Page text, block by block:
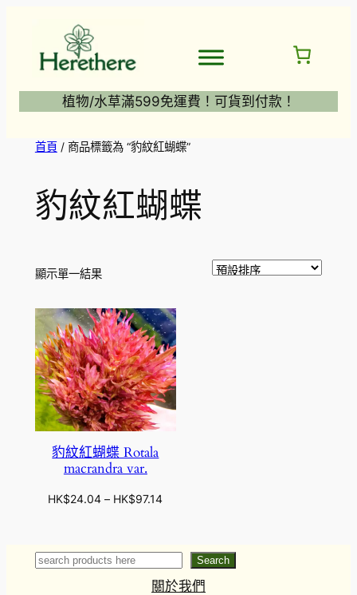
植物/水草滿599免運費！可貨到付款！
首頁/ 商品標籤為 “豹紋紅蝴蝶”
豹紋紅蝴蝶
顯示單一結果
豹紋紅蝴蝶 Rotala
macrandra var.
HK$24.04 – HK$97.14價
圍
：
H
Search Search
關於我們